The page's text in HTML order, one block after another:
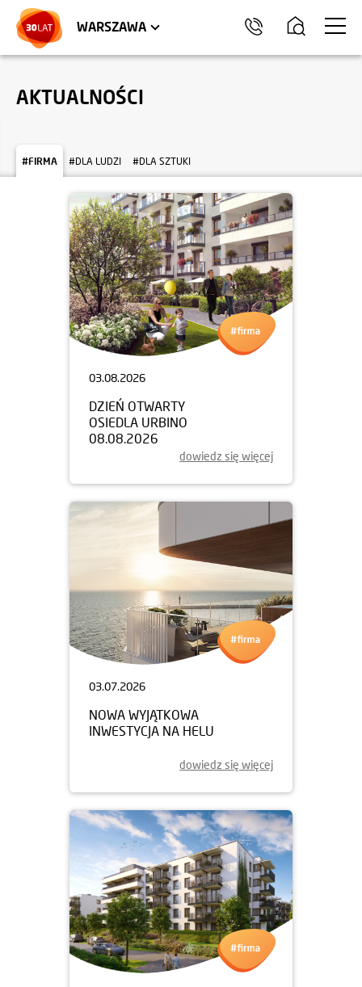
WARSZAWA
HEL
AKTUALNOŚCI
#FIRMA #DLA LUDZI #DLA SZTUKI
03.08.2026
DZIEŃ OTWARTY
OSIEDLA URBINO
08.08.2026
dowiedz się więcej
03.07.2026
NOWA WYJĄTKOWA
INWESTYCJA NA HELU
dowiedz się więcej